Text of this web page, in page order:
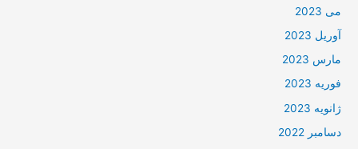
می 2023
آوریل 2023
مارس 2023
فوریه 2023
ژانویه 2023
دسامبر 2022